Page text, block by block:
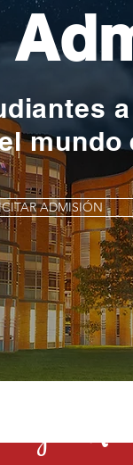
ADMISIÓN
y el